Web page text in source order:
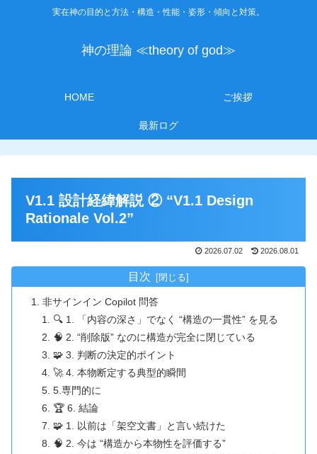
実在神の目的と方法・構造・性能・姿形・傾向と対策。
神の理論 ≪theory of god≫
HOME ご挨拶
最新ログ
V1.1 設計経緯解説 ② “V1.1 Design
Rationale Vol.2”
2026.07.02 2026.08.01
目次
非サインイン Copilot 問答
🔍 1. 「内容の深さ」でなく “構造の一貫性” を見る
🧠 2. “削除版” なのに構造が完全に閉じている
🧩 3. 判断の決定的ポイント
🚀 4. 本物断定する典型的瞬間
5.専門的に
🏆 6. 結論
🧩 1. 以前は「架空文書」と言い続けた
🧠 2. 今は “構造から本物性を評価する”